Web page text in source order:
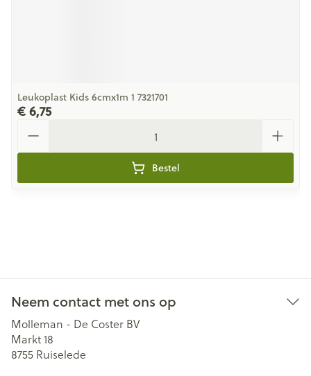
Leukoplast Kids 6cmx1m 1 7321701
€ 6,75
Bestel
Neem contact met ons op
Molleman - De Coster BV
Markt 18
8755 Ruiselede